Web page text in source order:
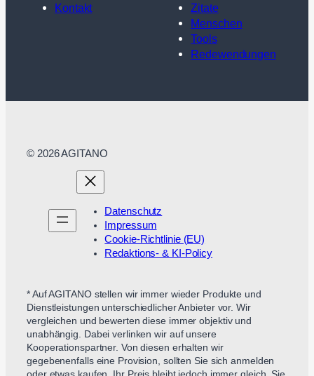
Kontakt
Zitate
Menschen
Tools
Redewendungen
© 2026 AGITANO
Datenschutz
Impressum
Cookie-Richtlinie (EU)
Redaktions- & KI-Policy
* Auf AGITANO stellen wir immer wieder Produkte und
Dienstleistungen unterschiedlicher Anbieter vor. Wir
vergleichen und bewerten diese immer objektiv und
unabhängig. Dabei verlinken wir auf unsere
Kooperationspartner. Von diesen erhalten wir
gegebenenfalls eine Provision, sollten Sie sich anmelden
oder etwas kaufen. Ihr Preis bleibt jedoch immer gleich. Sie